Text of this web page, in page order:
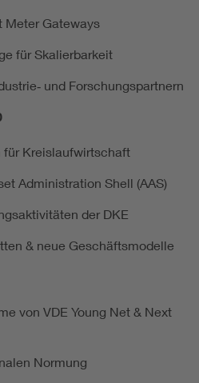
Meter Gateways
für Skalierbarkeit
und Forschungspartnern
für Kreislaufwirtschaft
Administration Shell (AAS)
der DKE
& neue Geschäftsmodelle
von VDE Young Net & Next
Normung